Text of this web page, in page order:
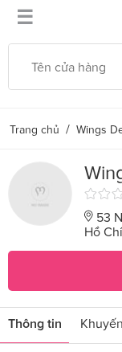
☰
Trang chủ / Wings
53
Hồ
Thông tin